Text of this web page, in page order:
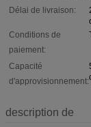
Délai de livraison:
Conditions de
paiement:
Capacité
d'approvisionnement:
description de